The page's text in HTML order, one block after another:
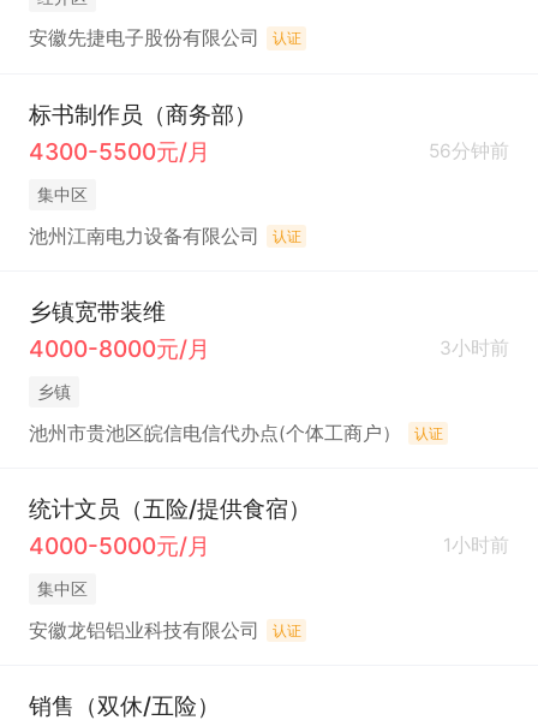
安徽先捷电子股份有限公司 认证
标书制作员（商务部）
4300-5500元/月
56分钟前
集中区
池州江南电力设备有限公司 认证
乡镇宽带装维
4000-8000元/月
3小时前
乡镇
池州市贵池区皖信电信代办点(个体工商户） 认证
统计文员（五险/提供食宿）
4000-5000元/月
1小时前
集中区
安徽龙铝铝业科技有限公司 认证
销售（双休/五险）